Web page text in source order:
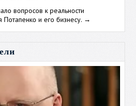
вопросов к реальности
и его бизнесу. →